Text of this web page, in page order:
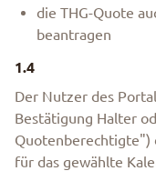
die THG-Quote
beantragen
1.4
Der Nutzer des
Bestätigung Halter
Quotenberechtigte")
für das gewählte